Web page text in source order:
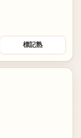
標記熟